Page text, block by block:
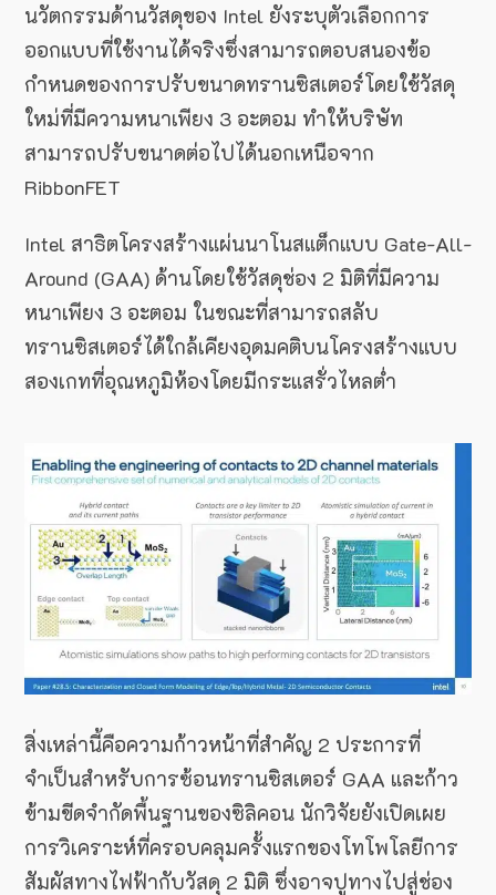
นวัตกรรมด้านวัสดุของ Intel ยังระบุตัวเลือกการ
ออกแบบที่ใช้งานได้จริงซึ่งสามารถตอบสนองข้อ
กำหนดของการปรับขนาดทรานซิสเตอร์โดยใช้วัสดุ
ใหม่ที่มีความหนาเพียง 3 อะตอม ทำให้บริษัท
สามารถปรับขนาดต่อไปได้นอกเหนือจาก
RibbonFET
Intel สาธิตโครงสร้างแผ่นนาโนสแต็กแบบ Gate-All-
Around (GAA) ด้านโดยใช้วัสดุช่อง 2 มิติที่มีความ
หนาเพียง 3 อะตอม ในขณะที่สามารถสลับ
ทรานซิสเตอร์ได้ใกล้เคียงอุดมคติบนโครงสร้างแบบ
สองเกทที่อุณหภูมิห้องโดยมีกระแสรั่วไหลต่ำ
สิ่งเหล่านี้คือความก้าวหน้าที่สำคัญ 2 ประการที่
จำเป็นสำหรับการซ้อนทรานซิสเตอร์ GAA และก้าว
ข้ามขีดจำกัดพื้นฐานของซิลิคอน นักวิจัยยังเปิดเผย
การวิเคราะห์ที่ครอบคลุมครั้งแรกของโทโพโลยีการ
สัมผัสทางไฟฟ้ากับวัสดุ 2 มิติ ซึ่งอาจปูทางไปสู่ช่อง